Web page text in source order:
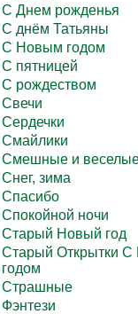
С Днем рожденья
С днём Татьяны
С Новым годом
С пятницей
С рождеством
Свечи
Сердечки
Смайлики
Смешные и
Снег, зима
Спасибо
Спокойной ночи
Старый Новый год
Старый Открытки
годом
Страшные
Фэнтези